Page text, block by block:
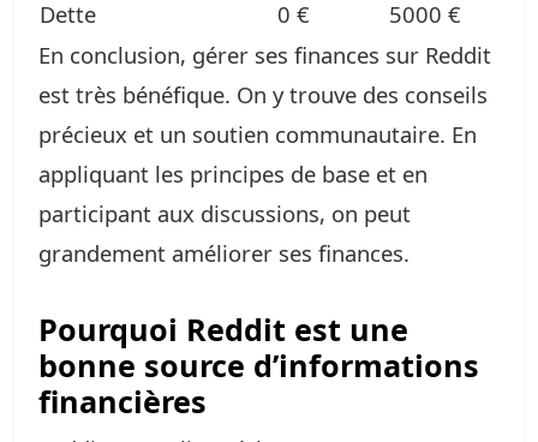
Dette
0 €
5000 €
En conclusion, gérer ses finances sur Reddit
est très bénéfique. On y trouve des conseils
précieux et un soutien communautaire. En
appliquant les principes de base et en
participant aux discussions, on peut
grandement améliorer ses finances.
Pourquoi Reddit est une
bonne source d’informations
financières